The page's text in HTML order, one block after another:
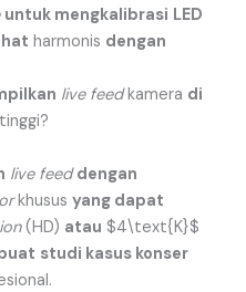
untuk mengkalibrasi LED
harmonis dengan
live feedkamera di
tinggi?
live feed dengan
khususyang dapat
(HD) atau $4\text{K}$
studi kasus konser